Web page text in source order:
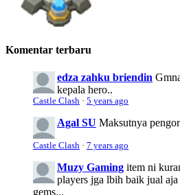
Komentar terbaru
edza zahku briendin
kepala hero..
Castle Clash · 5 years ago
Agal SU Maksutnya
Castle Clash · 7 years ago
Muzy Gaming item ni
players jga lbih baik jual
gems...